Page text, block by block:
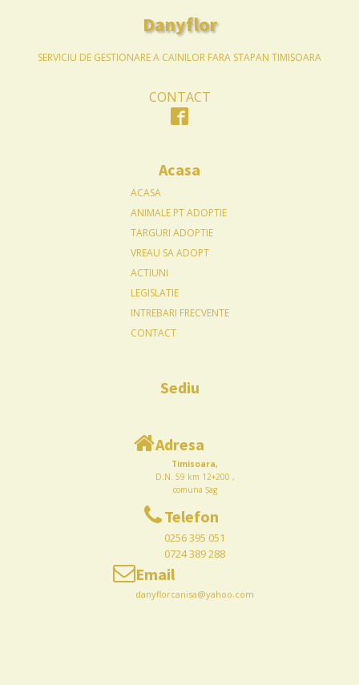
Danyflor
SERVICIU DE GESTIONARE A CAINILOR FARA STAPAN TIMISOARA
CONTACT
Acasa
ACASA
ANIMALE PT ADOPTIE
TARGURI ADOPTIE
VREAU SA ADOPT
ACTIUNI
LEGISLATIE
INTREBARI FRECVENTE
CONTACT
Sediu
Adresa
Timisoara,
D.N. 59 km 12+200 ,
comuna Șag
Telefon
0256 395 051
0724 389 288
Email
danyflorcanisa@yahoo.com